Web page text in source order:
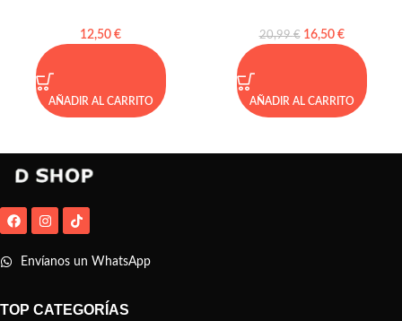
12,50 €
AÑADIR AL CARRITO
20,99€ 16,50 €
AÑADIR AL CARRITO
Envíanos un WhatsApp
TOP CATEGORÍAS